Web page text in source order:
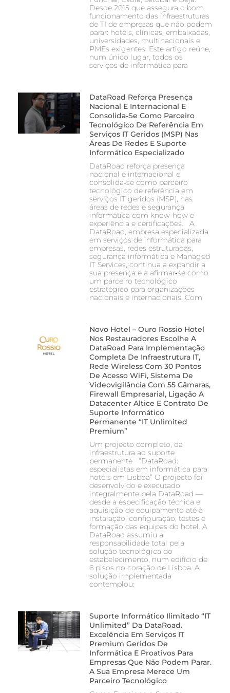
Desde 2015 que assegura o bom
funcionamento das infraestruturas
de TI de empresas que não podem
parar: hotéis, clínicas, embaixadas,
universidades, multinacionais e
PMEs exigentes. Este artigo reúne,
num único lugar, todos os
serviços de informática para
DataRoad Reforça Presença
Nacional E Internacional E
Consolida‑se Como Parceiro
Tecnológico De Referência Em
Serviços IT Geridos (MSP) Nas
Áreas De Redes E Suporte
Informático Especializado
DataRoad reforça presença
nacional e internacional e
consolida‑se como parceiro
tecnológico de referência em
serviços IT geridos (MSP), nas
áreas de redes e segurança
informática com know-how e
experiência e certificações. A
DataRoad, empresa especializada
em serviços de informática para
empresas, redes estruturadas,
segurança informática e Managed
IT Services, continua a expandir a
sua presença e a afirmar‑se como
um parceiro tecnológico
estratégico para organizações
nacionais e internacionais. Com
Novo Hotel – Ouro Rossio Hotel
Nos Restauradores Escolhe A
DataRoad Para Implementação
Completa De Infraestrutura IT,
Rede Wireless Com 30 Pontos
De Acesso WiFi, Sistema De
Videovigilância Com 55 Câmaras,
Firewall Empresarial, Ligação A
Datacenter Altice E Contrato De
Suporte Informático
Permanente “IT Unlimited
Premium”
Um projecto completo, da
infraestrutura ao suporte
permanente “DataRoad:
especialistas em informática para
hotéis em Lisboa” O projecto foi
desenvolvido e executado
integralmente pela DataRoad —
desde a especificação técnica e
aquisição de equipamento até à
instalação, configuração, testes e
formação das equipas do hotel. A
DataRoad assumiu a
responsabilidade total pela
solução tecnológica do
estabelecimento, num edifício de
6 pisos no coração de Lisboa. A
solução implementada
contemplou:
Suporte Informático Ilimitado “IT
Unlimited” Da DataRoad.
Excelência Em Serviços IT
Premium Geridos De
Informática E Proativos Para
Empresas Que Não Podem Parar.
A Sua Empresa Merece Um
Parceiro Tecnológico